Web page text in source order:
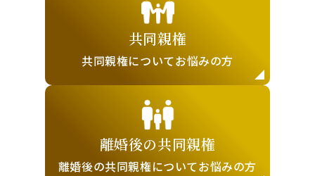
共同親権
共同親権についてお悩みの方
離婚後の共同親権
離婚後の共同親権についてお悩みの方